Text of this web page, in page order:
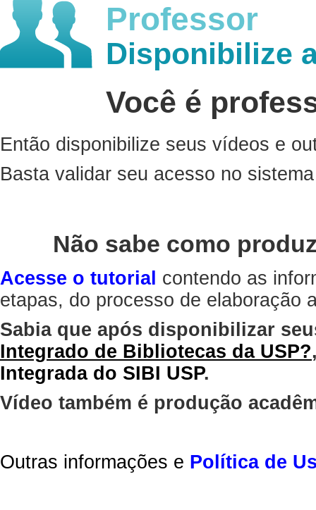
Professor
Disponibilize
Você é
Então disponibilize seus vídeos e
Basta validar seu acesso no
Não sabe como
Acesse o tutorial contendo as
etapas, do processo de elaboração
Sabia que após disponibilizar
Integrado de Bibliotecas da USP?
Integrada do SIBI USP.
Vídeo também é produção
Outras informações e Política de